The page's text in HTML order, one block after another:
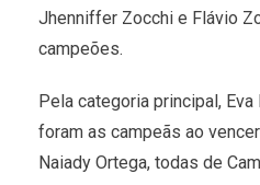
Jhenniffer Zocchi e Flávio
campeões.
Pela categoria principal,
foram as campeãs ao
Naiady Ortega, todas de